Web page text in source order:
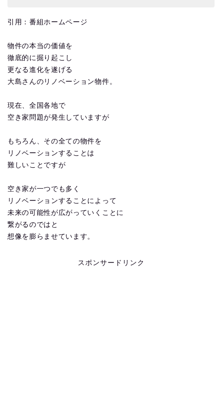
引用：番組ホームページ
物件の本当の価値を
徹底的に掘り起こし
更なる進化を遂げる
大島さんのリノベーション物件。
現在、全国各地で
空き家問題が発生していますが
もちろん、その全ての物件を
リノベーションすることは
難しいことですが
空き家が一つでも多く
リノベーションすることによって
未来の可能性が広がっていくことに
繋がるのではと
想像を膨らませています。
スポンサードリンク